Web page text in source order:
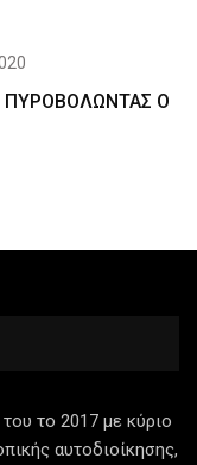
ΠΥΡΟΒΟΛΩΝΤΑΣ Ο
το 2017 με κύριο
αυτοδιοίκησης,